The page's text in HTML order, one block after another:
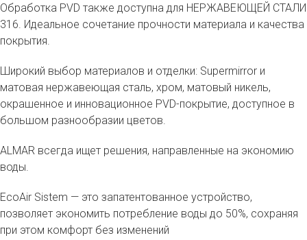
Обработка PVD также доступна для НЕРЖАВЕЮЩЕЙ СТАЛИ
316. Идеальное сочетание прочности материала и качества
покрытия.
Широкий выбор материалов и отделки: Supermirror и
матовая нержавеющая сталь, хром, матовый никель,
окрашенное и инновационное PVD-покрытие, доступное в
большом разнообразии цветов.
ALMAR всегда ищет решения, направленные на экономию
воды.
EcoAir Sistem — это запатентованное устройство,
позволяет экономить потребление воды до 50%, сохраняя
при этом комфорт без изменений